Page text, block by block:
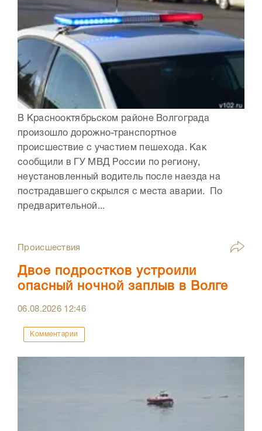
В Краснооктябрьском районе Волгограда
произошло дорожно-транспортное
происшествие с участием пешехода. Как
сообщили в ГУ МВД России по региону,
неустановленный водитель после наезда на
пострадавшего скрылся с места аварии. По
предварительной...
Происшествия
Двое подростков устроили
опасный ночной заплыв в Волге
06.08.2026 12:46
Комментарии